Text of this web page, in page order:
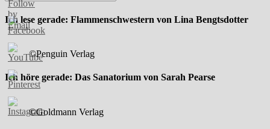
Ich lese gerade: Flammenschwestern von Lina Bengtsdotter
©Penguin Verlag
Ich höre gerade: Das Sanatorium von Sarah Pearse
©Goldmann Verlag